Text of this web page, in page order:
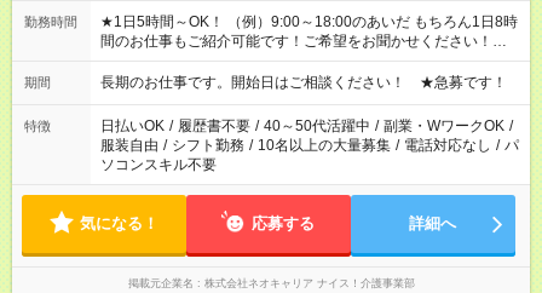
勤務時間
★1日5時間～OK！ （例）9:00～18:00のあいだ もちろん1日8時
間のお仕事もご紹介可能です！ご希望をお聞かせください！★家
庭の都合でお休みが必要な場合も遠慮なくご相談ください。 ※
週最低15時間以上の勤務が必要です
期間 長期のお仕事です。開始日はご相談ください！ ★急募です！
特徴 日払いOK / 履歴書不要 / 40～50代活躍中 / 副業・WワークOK /
服装自由 / シフト勤務 / 10名以上の大量募集 / 電話対応なし / パ
ソコンスキル不要
気になる！ 応募する 詳細へ
掲載元企業名 株式会社ネオキャリア ナイス！介護事業部